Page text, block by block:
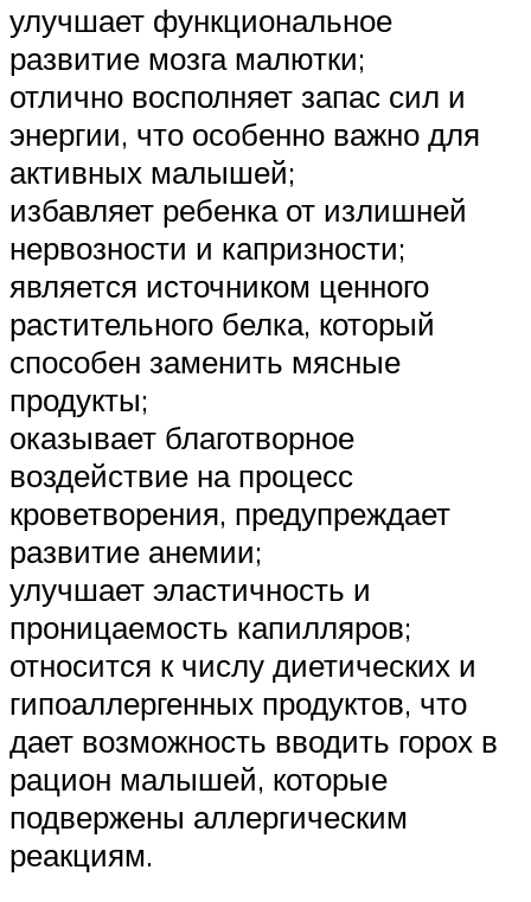
улучшает функциональное
развитие мозга малютки;
отлично восполняет запас сил и
энергии, что особенно важно для
активных малышей;
избавляет ребенка от излишней
нервозности и капризности;
является источником ценного
растительного белка, который
способен заменить мясные
продукты;
оказывает благотворное
воздействие на процесс
кроветворения, предупреждает
развитие анемии;
улучшает эластичность и
проницаемость капилляров;
относится к числу диетических и
гипоаллергенных продуктов, что
дает возможность вводить горох в
рацион малышей, которые
подвержены аллергическим
реакциям.